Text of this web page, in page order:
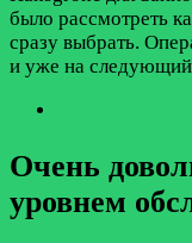
было рассмотреть
сразу выбрать.
и уже на
Очень
уровнем